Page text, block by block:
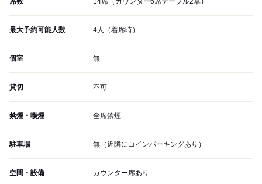
最大予約可能人数 4人（着席時）
個室 無
貸切 不可
禁煙・喫煙 全席禁煙
駐車場 無（近隣にコインパーキングあり）
空間・設備 カウンター席あり